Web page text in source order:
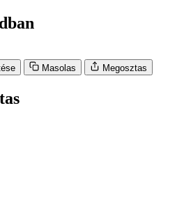
Masolas Megosztas